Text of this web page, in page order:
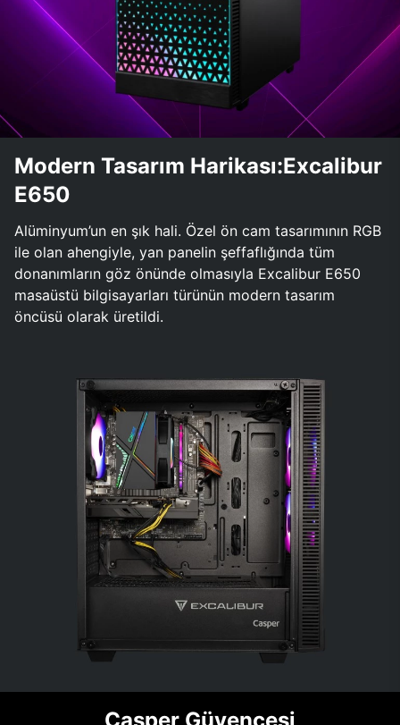
Modern Tasarım Harikası:Excalibur
E650
Alüminyum’un en şık hali. Özel ön cam tasarımının RGB
ile olan ahengiyle, yan panelin şeffaflığında tüm
donanımların göz önünde olmasıyla Excalibur E650
masaüstü bilgisayarları türünün modern tasarım
öncüsü olarak üretildi.